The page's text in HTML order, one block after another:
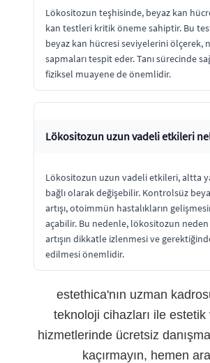
Lökositozun teşhisinde, beyaz kan
kan testleri kritik öneme sahiptir. Bu
beyaz kan hücresi seviyelerini ölçerek,
sapmaları tespit eder. Tanı sürecinde
fiziksel muayene de önemlidir.
Lökositozun uzun vadeli etkileri
Lökositozun uzun vadeli etkileri, altta
bağlı olarak değişebilir. Kontrolsüz
artışı, otoimmün hastalıkların
açabilir. Bu nedenle, lökositozun
artışın dikkatle izlenmesi ve
edilmesi önemlidir.
estethica'nın uzman
teknoloji cihazları ile estetik
hizmetlerinde ücretsiz
kaçırmayın, hemen